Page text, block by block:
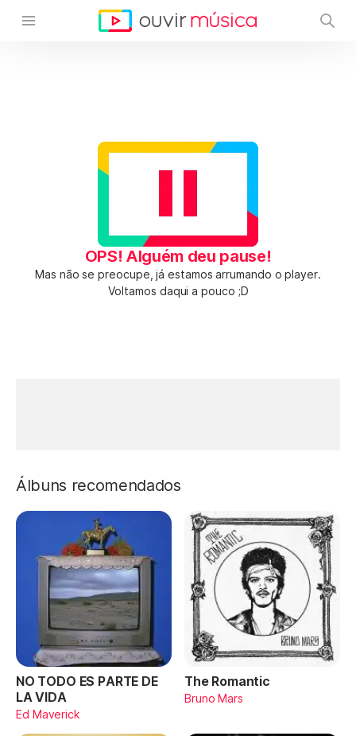
OPS! Alguém deu pause!
Mas não se preocupe, já estamos arrumando o player.
Voltamos daqui a pouco ;D
Álbuns recomendados
NO TODO ES PARTE DE
LA VIDA
Ed Maverick
The Romantic
Bruno Mars